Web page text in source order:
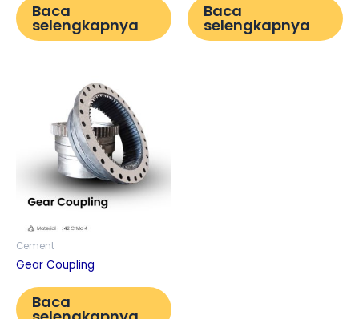
Baca
selengkapnya
Baca
selengkapnya
Cement
Gear Coupling
Baca